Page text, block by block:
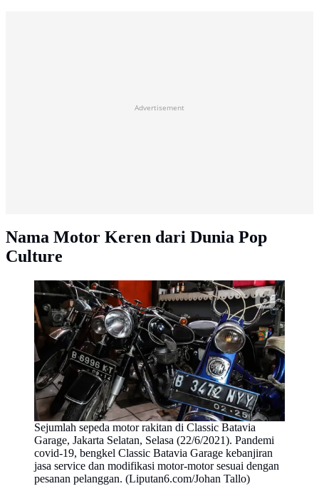
Advertisement
Nama Motor Keren dari Dunia Pop
Culture
Sejumlah sepeda motor rakitan di Classic Batavia
Garage, Jakarta Selatan, Selasa (22/6/2021). Pandemi
covid-19, bengkel Classic Batavia Garage kebanjiran
jasa service dan modifikasi motor-motor sesuai dengan
pesanan pelanggan. (Liputan6.com/Johan Tallo)